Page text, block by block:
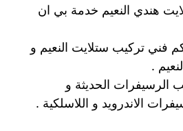
هندي النعيم خدمة بي ان
فني تركيب ستلايت النعيم و
.
الرسيفرات الحديثة و
الاندرويد و اللاسلكية .